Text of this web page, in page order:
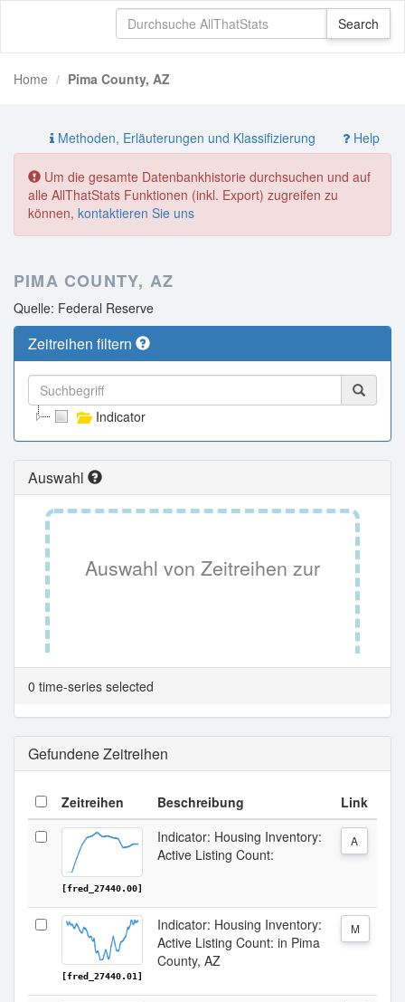
Home Pima County, AZ
Methoden, Erläuterungen und Klassifizierung Help
Um die gesamte Datenbankhistorie durchsuchen und auf
alle AllThatStats Funktionen (inkl. Export) zugreifen zu
können, kontaktieren Sie uns
PIMA COUNTY, AZ
Quelle: Federal Reserve
Zeitreihen filtern
Indicator
Auswahl
Auswahl von Zeitreihen zur
Tabellenansicht.
0 time-series selected
Gefundene Zeitreihen
Zeitreihen Beschreibung Link
[fred_27440.00]
Indicator: Housing Inventory:
Active Listing Count:
A
[fred_27440.01]
Indicator: Housing Inventory:
Active Listing Count: in Pima
County, AZ
M